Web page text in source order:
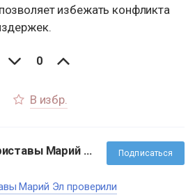
избежать конфликта
0
В избр.
Подписаться
Судебные приставы Марий Эл
Марий Эл проверили